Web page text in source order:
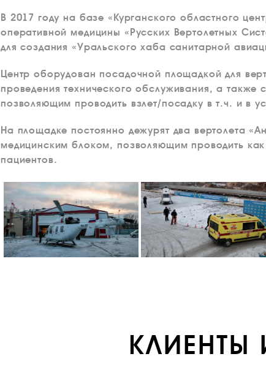
В 2017 году на базе «Курганского областного
оперативной медицины «Русских Вертолетных
для создания «Уральского хаба санитарной
Центр оборудован посадочной площадкой для
проведения технического обслуживания, а
позволяющим проводить взлет/посадку в т.ч. и в
На площадке постоянно дежурят два вертолета
медицинским блоком, позволяющим проводить
пациентов.
КЛИЕНТЫ